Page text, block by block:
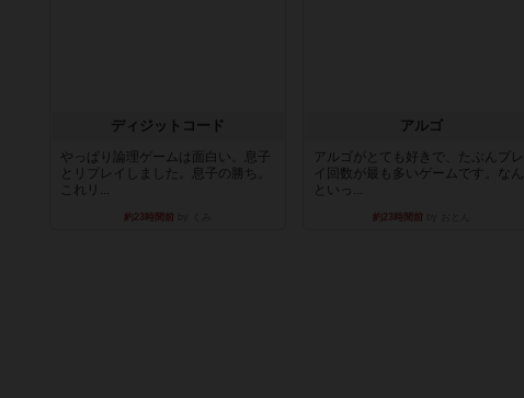
ディジットコード
やっぱり論理ゲームは面白い。息子
とリプレイしました。息子の勝ち。
これリ...
約23時間前
アルゴ
アルゴがとても好きで、たぶんプレ
イ回数が最も多いゲームです。なん
といっ...
約23時間前